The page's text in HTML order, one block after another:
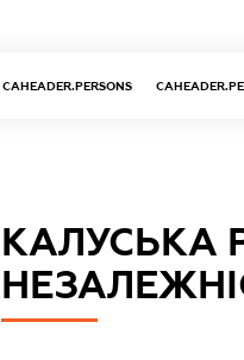
CAHEADER.PERSONS
КАЛУСЬКА